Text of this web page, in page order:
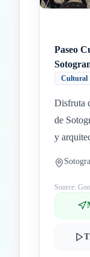
Paseo
Cultural
Disfruta
de
y
Source: